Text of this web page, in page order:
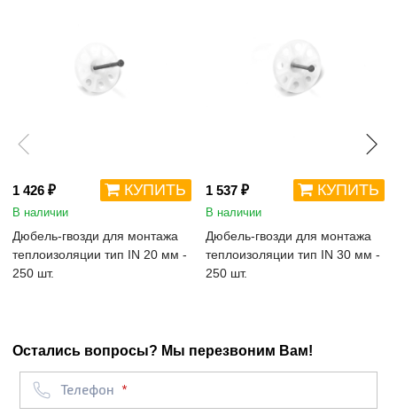
1 426 ₽ КУПИТЬ
В наличии
Дюбель-гвозди для монтажа
теплоизоляции тип IN 20 мм -
250 шт.
1 537 ₽ КУПИТЬ
В наличии
Дюбель-гвозди для монтажа
теплоизоляции тип IN 30 мм -
250 шт.
Остались вопросы? Мы перезвоним Вам!
Телефон